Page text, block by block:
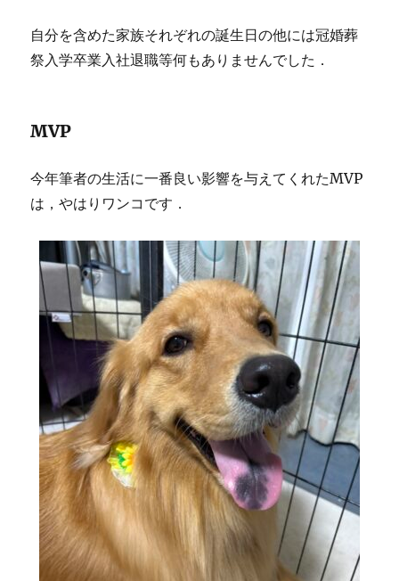
自分を含めた家族それぞれの誕生日の他には冠婚葬
祭入学卒業入社退職等何もありませんでした．
MVP
今年筆者の生活に一番良い影響を与えてくれたMVP
は，やはりワンコです．